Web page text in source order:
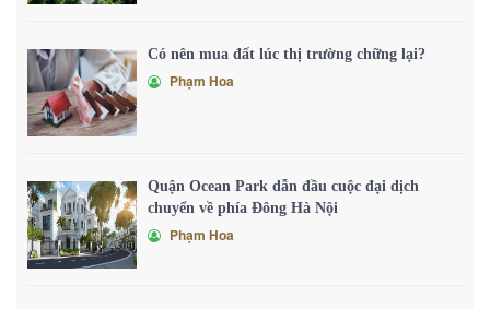
Có nên mua đất lúc thị trường chững lại?
Phạm Hoa
Quận Ocean Park dẫn đầu cuộc đại dịch
chuyển về phía Đông Hà Nội
Phạm Hoa